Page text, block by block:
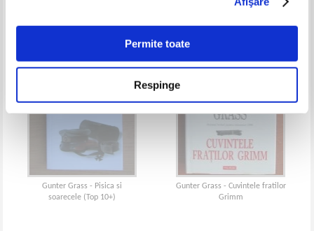
Permite toate
Respinge
Gunter Grass - Pisica si
soarecele (Top 10+)
Gunter Grass - Cuvintele fratilor
Grimm